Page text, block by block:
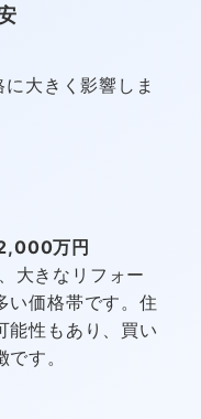
大きく影響しま
万円
大きなリフォー
い価格帯です。住
能性もあり、買い
す。